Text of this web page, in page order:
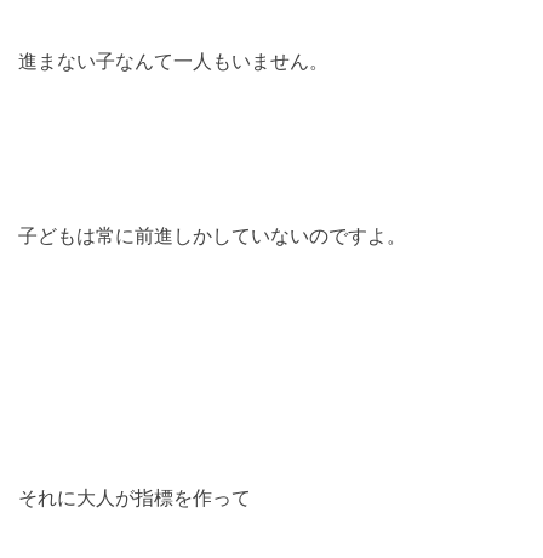
進まない子なんて一人もいません。
子どもは常に前進しかしていないのですよ。
それに大人が指標を作って